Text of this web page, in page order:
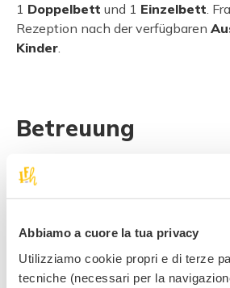
Abbiamo a cuore la tua privacy
Utilizziamo cookie propri e di terze
tecniche (necessari per la
1 Doppelbett und 1 Einzelbett.
Rezeption nach der verfügbaren
Kinder.
Betreuung
Kleinfeldfußball, max. 4 gegen 4